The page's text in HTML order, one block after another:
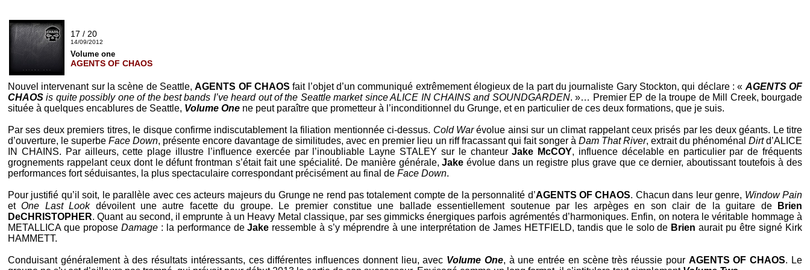
17 / 20
14/09/2012
Volume one
AGENTS OF CHAOS
Nouvel intervenant sur la scène de Seattle,AGENTS OF CHAOS fait l’objet d’un communiqué extrêmement élogieux de la part du journaliste Gary Stockton, qui déclare : « AGENTS OF
CHAOS is quite possibly one of the best bands I’ve heard out of the Seattle market since ALICE IN CHAINS and SOUNDGARDEN. »… Premier EP de la troupe de Mill Creek, bourgade
située à quelques encablures de Seattle, Volume One ne peut paraître que prometteur à l’inconditionnel du Grunge, et en particulier de ces deux formations, que je suis.
Par ses deux premiers titres, le disque confirme indiscutablement la filiation mentionnée ci-dessus. Cold Warévolue ainsi sur un climat rappelant ceux prisés par les deux géants. Le titre
d’ouverture, le superbeFace Down, présente encore davantage de similitudes, avec en premier lieu un rifffracassant qui fait songer à Dam That River, extrait du phénoménalDirtd’ALICE
IN CHAINS. Par ailleurs, cette plage illustre l’influence exercée par l’inoubliable Layne STALEY sur le chanteurJake McCOY, influence décelable en particulier par de fréquents
grognements rappelant ceux dont le défuntfrontman s’était fait une spécialité. De manière générale,Jake évolue dans un registre plus grave que ce dernier, aboutissant toutefois à des
performances fort séduisantes, la plus spectaculaire correspondant précisément au final de Face Down.
Pour justifié qu’il soit, le parallèle avec ces acteurs majeurs du Grungene rend pas totalement compte de la personnalité d’AGENTS OF CHAOS. Chacun dans leur genre, Window Pain
etOne Last Lookdévoilent une autre facette du groupe. Le premier constitue une ballade essentiellement soutenue par les arpèges en son clair de la guitare de
Brien
DeCHRISTOPHER. Quant au second, il emprunte à un Heavy Metal classique, par ses gimmicksénergiques parfois agrémentés d’harmoniques. Enfin, on notera le véritable hommage à
METALLICAque propose Damage: la performance deJake ressemble à s’y méprendre à une interprétation de James HETFIELD, tandis que le solo de Brien aurait pu être signé Kirk
HAMMETT.
Conduisant généralement à des résultats intéressants, ces différentes influences donnent lieu, avec Volume One, à une entrée en scène très réussie pour AGENTS OF CHAOS. Le